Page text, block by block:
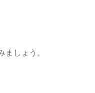
ましょう。